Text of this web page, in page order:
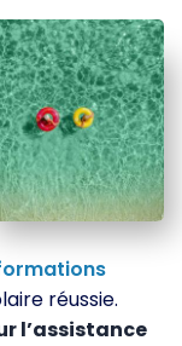
réussie.
l’assistance